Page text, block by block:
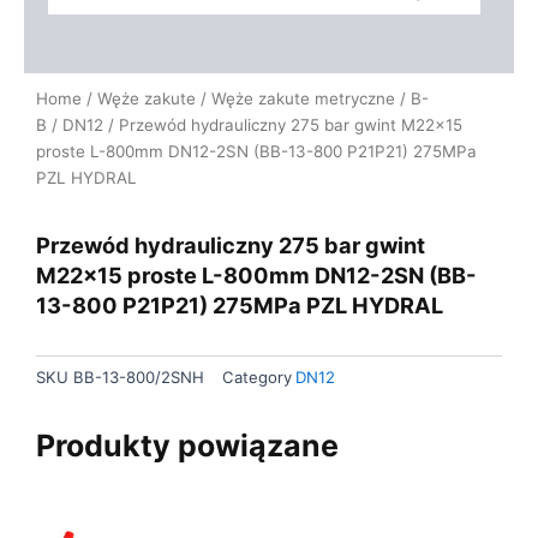
Home / Węże zakute / Węże zakute metryczne / B-
B / DN12 / Przewód hydrauliczny 275 bar gwint M22x15
proste L-800mm DN12-2SN (BB-13-800 P21P21) 275MPa
PZL HYDRAL
Przewód hydrauliczny 275 bar gwint
M22x15 proste L-800mm DN12-2SN (BB-
13-800 P21P21) 275MPa PZL HYDRAL
SKU BB-13-800/2SNH Category DN12
Produkty powiązane